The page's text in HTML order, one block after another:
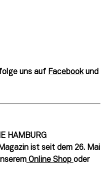
uns auf Facebook
HAMBURG
ist seit dem 26. Mai
Online Shop oder